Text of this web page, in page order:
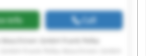
info Call